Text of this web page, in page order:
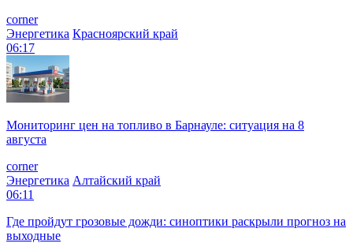
corner
Энергетика Красноярский край
06:17
Мониторинг цен на топливо в Барнауле: ситуация на 8
августа
corner
Энергетика Алтайский край
06:11
Где пройдут грозовые дожди: синоптики раскрыли прогноз на
выходные